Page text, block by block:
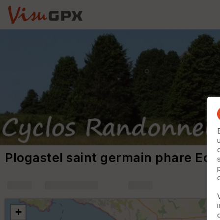
Plogastel saint germain phare
+